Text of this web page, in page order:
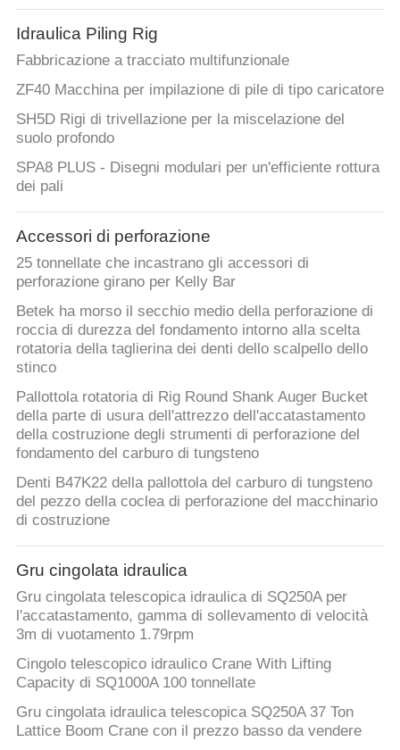
Idraulica Piling Rig
Fabbricazione a tracciato multifunzionale
ZF40 Macchina per impilazione di pile di tipo caricatore
SH5D Rigi di trivellazione per la miscelazione del
suolo profondo
SPA8 PLUS - Disegni modulari per un'efficiente rottura
dei pali
Accessori di perforazione
25 tonnellate che incastrano gli accessori di
perforazione girano per Kelly Bar
Betek ha morso il secchio medio della perforazione di
roccia di durezza del fondamento intorno alla scelta
rotatoria della taglierina dei denti dello scalpello dello
stinco
Pallottola rotatoria di Rig Round Shank Auger Bucket
della parte di usura dell'attrezzo dell'accatastamento
della costruzione degli strumenti di perforazione del
fondamento del carburo di tungsteno
Denti B47K22 della pallottola del carburo di tungsteno
del pezzo della coclea di perforazione del macchinario
di costruzione
Gru cingolata idraulica
Gru cingolata telescopica idraulica di SQ250A per
l'accatastamento, gamma di sollevamento di velocità
3m di vuotamento 1.79rpm
Cingolo telescopico idraulico Crane With Lifting
Capacity di SQ1000A 100 tonnellate
Gru cingolata idraulica telescopica SQ250A 37 Ton
Lattice Boom Crane con il prezzo basso da vendere